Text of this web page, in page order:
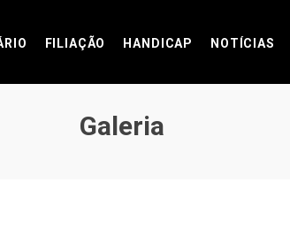
FILIAÇÃO HANDICAP NOTÍCIAS
Galeria